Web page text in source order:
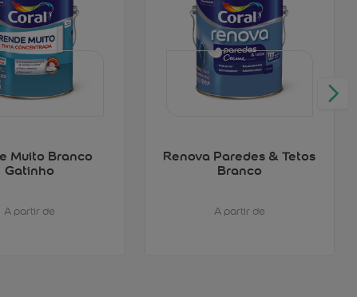
Muito Branco
Gatinho
A partir de
Renova Paredes & Tetos
Branco
A partir de